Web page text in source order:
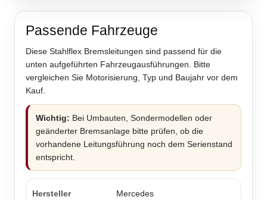
Passende Fahrzeuge
Diese Stahlflex Bremsleitungen sind passend für die
unten aufgeführten Fahrzeugausführungen. Bitte
vergleichen Sie Motorisierung, Typ und Baujahr vor dem
Kauf.
Wichtig: Bei Umbauten, Sondermodellen oder
geänderter Bremsanlage bitte prüfen, ob die
vorhandene Leitungsführung noch dem Serienstand
entspricht.
Mercedes